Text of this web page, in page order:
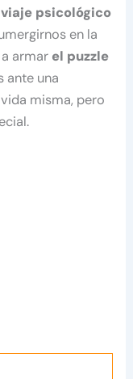
viaje psicológico
en la
armar el puzzle
ante una
misma, pero